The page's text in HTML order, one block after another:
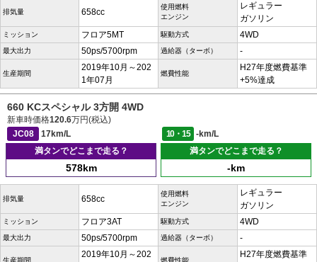
排気量 658cc
使用燃料
エンジン
レギュラー
ガソリン
ミッション フロア5MT 駆動方式 4WD
最大出力 50ps/5700rpm 過給器（ターボ） -
生産期間
2019年10月～202
1年07月
燃費性能
H27年度燃費基準
+5%達成
660 KCスペシャル 3方開 4WD
新車時価格120.6万円(税込)
JC08
17km/L 10・15
-km/L
満タンでどこまで走る？
578km
満タンでどこまで走る？
-km
排気量 658cc
使用燃料
エンジン
レギュラー
ガソリン
ミッション フロア3AT 駆動方式 4WD
最大出力 50ps/5700rpm 過給器（ターボ） -
生産期間
2019年10月～202
燃費性能
H27年度燃費基準